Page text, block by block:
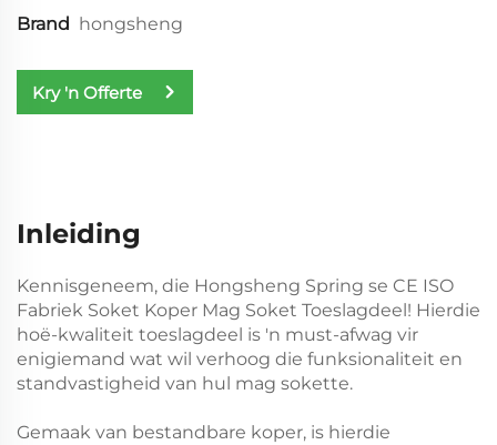
Brand hongsheng
Kry 'n Offerte
Inleiding
Kennisgeneem, die Hongsheng Spring se CE ISO
Fabriek Soket Koper Mag Soket Toeslagdeel! Hierdie
hoë-kwaliteit toeslagdeel is 'n must-afwag vir
enigiemand wat wil verhoog die funksionaliteit en
standvastigheid van hul mag sokette.
Gemaak van bestandbare koper, is hierdie